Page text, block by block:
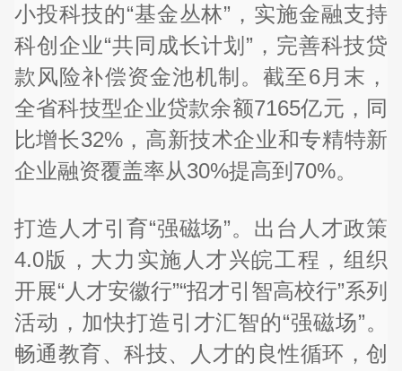
小投科技的“基金丛林”，实施金融支持
科创企业“共同成长计划”，完善科技贷
款风险补偿资金池机制。截至6月末，
全省科技型企业贷款余额7165亿元，同
比增长32%，高新技术企业和专精特新
企业融资覆盖率从30%提高到70%。
打造人才引育“强磁场”。出台人才政策
4.0版，大力实施人才兴皖工程，组织
开展“人才安徽行”“招才引智高校行”系列
活动，加快打造引才汇智的“强磁场”。
畅通教育、科技、人才的良性循环，创